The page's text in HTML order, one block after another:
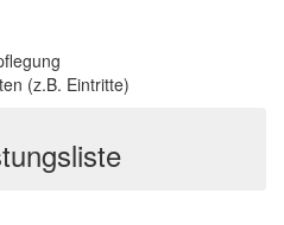
(z.B. Eintritte)